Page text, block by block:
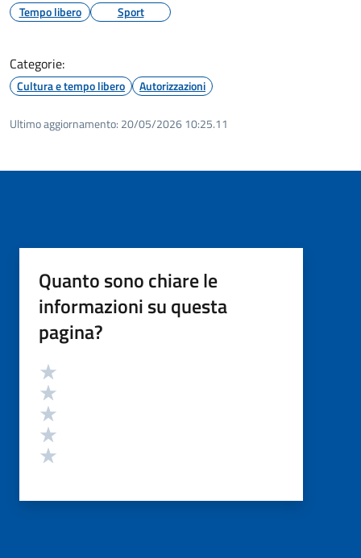
Tempo libero Sport
Categorie:
Cultura e tempo libero Autorizzazioni
Ultimo aggiornamento: 20/05/2026 10:25.11
Quanto sono chiare le
informazioni su questa
pagina?
Valutazione